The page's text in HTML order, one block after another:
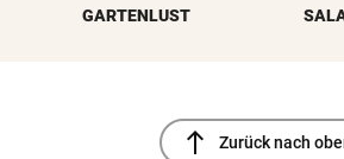
GARTENLUST
north Zurück nach